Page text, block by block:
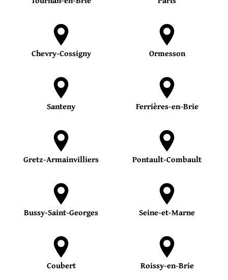
Chevry-Cossigny Ormesson
Santeny Ferrières-en-Brie
Gretz-Armainvilliers Pontault-Combault
Bussy-Saint-Georges Seine-et-Marne
Coubert Roissy-en-Brie